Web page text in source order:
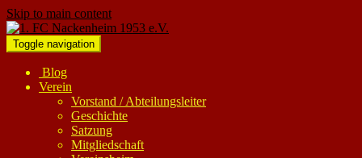
Skip to main content
Toggle navigation
Blog
Verein
Vorstand / Abteilungsleiter
Geschichte
Satzung
Mitgliedschaft